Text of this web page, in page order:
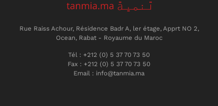
Rue Raiss Achour, Résidence Badr A, ler étage, Apprt NO 2,
Ocean, Rabat - Royaume du Maroc
Tél : +212 (0) 5 37 70 73 50
Fax : +212 (0) 5 37 70 73 50
Email : info@tanmia.ma